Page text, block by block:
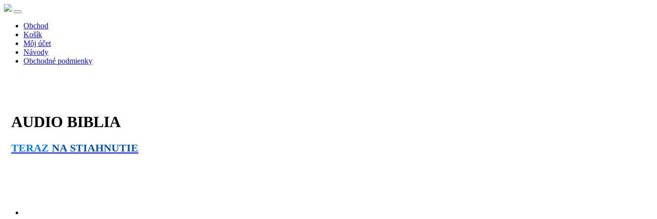
Obchod
Košík
Môj účet
Návody
Obchodné podmienky
AUDIO BIBLIA
TERAZ NA STIAHNUTIE